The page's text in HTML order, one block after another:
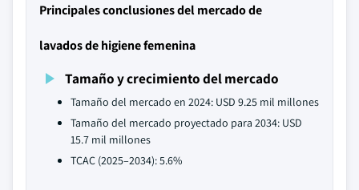
Principales conclusiones del mercado de
lavados de higiene femenina
Tamaño y crecimiento del mercado
Tamaño del mercado en 2024: USD 9.25 mil millones
Tamaño del mercado proyectado para 2034: USD
15.7 mil millones
TCAC (2025–2034): 5.6%